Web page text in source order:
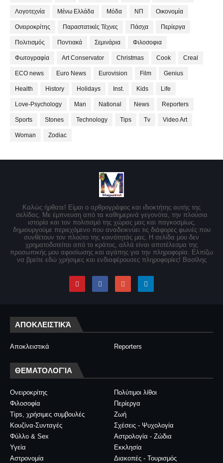
Λογοτεχνία Μένω Ελλάδα Μόδα ΝΠ Οικονομία
Ονειροκρίτης Παραστατικές Τέχνες Πάσχα Περίεργα
Πολιτισμός Ποντιακά Σεμινάρια Φιλοσοφια
Φωτογραφία Art Conservator Christmas Cook Creal
ECO news Euro News Eurovision Film Genius
Health History Holidays Inst. Kids Life
Love-Psychology Man National News Reporters
Sports Stones Technology Tips Tv Video Art
Woman Zodiac
Καλώς ήρθατε! Είμαι ο αρθρογράφος και ιδιοκτήτης αυτής της
σελίδας. Με έμπνευση από τα καθημερινά γεγονότα, την πλούσια
ιστορία και τον πολιτισμό της χώρας μας και παγκοσμίως,
δημιουργούμε περιεχόμενο που αναδεικνύει τις διάφορες φωνές που
συνθέτουν τον πλούτο της κοινότητάς μας. Η σελίδα μου δεν
χρηματοδοτείται από το κράτος, αλλά είναι αποτέλεσμα της
προσωπικής μου αφοσίωσης και αγάπης για την πληροφορία. Ελπίζω
να βρείτε εδώ χρήσιμες και ενδιαφέρουσες πληροφορίες! Βασίλης
ΑΠΟΚΛΕΙΣΤΙΚΆ
Αποκλειστικά Reporters
ΘΕΜΑΤΟΛΟΓΊΑ
Ονειροκρίτης
Πολύτιμοι λίθοι
Φιλοσοφία
Περίεργα
Tips, χρήσιμες συμβουλές
Ζωή
Κουζίνα-Συνταγές
Σχέσεις - Ψυχολογία
Φύλλο & Sex
Αστρολογία - Ζώδια
Υγεία
Εκκλησία
Αστρονομία
Διακοπές - Τουρισμός